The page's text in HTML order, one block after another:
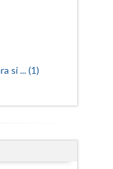
si ... (1)